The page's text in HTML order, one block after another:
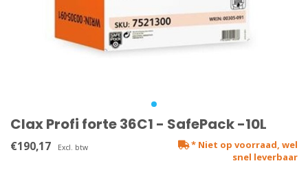
Clax Profi forte 36C1 - SafePack -10L
€190,17 Excl. btw
* Niet op voorraad, wel
snel leverbaar